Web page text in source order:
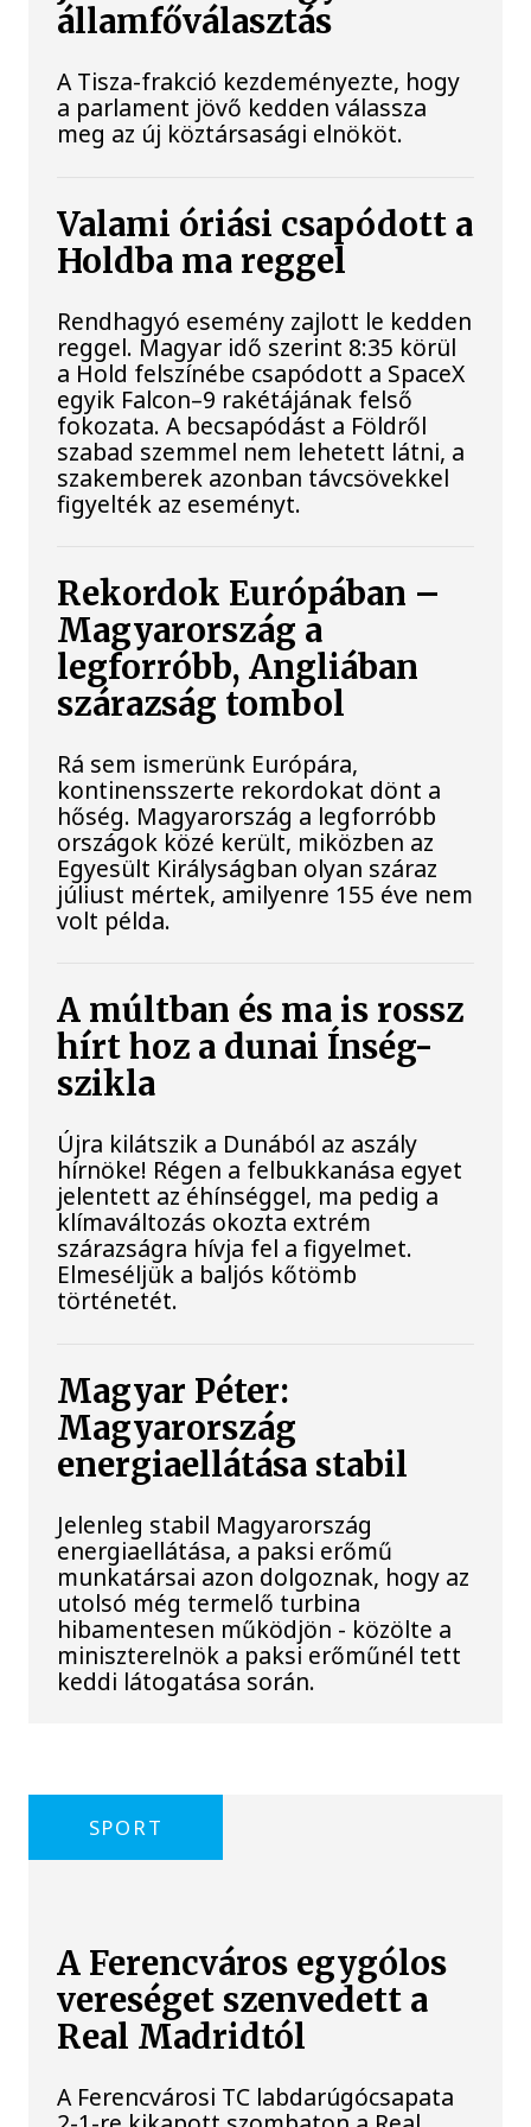
államfőválasztás
A Tisza-frakció kezdeményezte, hogy
a parlament jövő kedden válassza
meg az új köztársasági elnököt.
Valami óriási csapódott a
Holdba ma reggel
Rendhagyó esemény zajlott le kedden
reggel. Magyar idő szerint 8:35 körül
a Hold felszínébe csapódott a SpaceX
egyik Falcon–9 rakétájának felső
fokozata. A becsapódást a Földről
szabad szemmel nem lehetett látni, a
szakemberek azonban távcsövekkel
figyelték az eseményt.
Rekordok Európában –
Magyarország a
legforróbb, Angliában
szárazság tombol
Rá sem ismerünk Európára,
kontinensszerte rekordokat dönt a
hőség. Magyarország a legforróbb
országok közé került, miközben az
Egyesült Királyságban olyan száraz
júliust mértek, amilyenre 155 éve nem
volt példa.
A múltban és ma is rossz
hírt hoz a dunai Ínség-
szikla
Újra kilátszik a Dunából az aszály
hírnöke! Régen a felbukkanása egyet
jelentett az éhínséggel, ma pedig a
klímaváltozás okozta extrém
szárazságra hívja fel a figyelmet.
Elmeséljük a baljós kőtömb
történetét.
Magyar Péter:
Magyarország
energiaellátása stabil
Jelenleg stabil Magyarország
energiaellátása, a paksi erőmű
munkatársai azon dolgoznak, hogy az
utolsó még termelő turbina
hibamentesen működjön - közölte a
miniszterelnök a paksi erőműnél tett
keddi látogatása során.
SPORT
A Ferencváros egygólos
vereséget szenvedett a
Real Madridtól
A Ferencvárosi TC labdarúgócsapata